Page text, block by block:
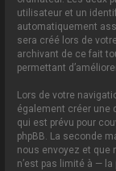
utilisateur et un
automatiquement
sera créé lors de
archivant de ce fait
permettant
Lors de votre
également créer une
qui est prévu pour
phpBB. La seconde
nous envoyez et que
n’est pas limité à —